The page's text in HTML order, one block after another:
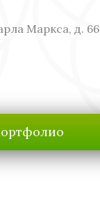
Маркса, д. 66